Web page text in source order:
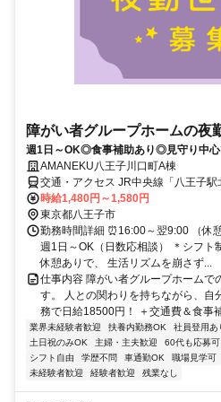
障がい者グループホームの夜
週1日～OK◎食事補助あり◎見守り中心
AMANEKU八王子川口町A棟
交通・アクセス JR中央線「八王子
停徒歩2分
時給1,480円～1,580円
東京都八王子市
勤務時間詳細 ⏰16:00～翌9:00 （休
週1日～OK（日数応相談） ＊シフト
休憩ありで、 生活リズムを崩さず...
仕事内容 障がい者グループホームで
す。 人との関わりを持ちながら、自
務で日給18500円！ ＋交通費＆食事
業界未経験者歓迎 扶養内勤務OK 社員登用あ
土日祝のみOK
主婦・主夫歓迎 60代も応募可
シフト自由
学歴不問 車通勤OK 職場見学可
未経験者歓迎
経験者歓迎 残業なし